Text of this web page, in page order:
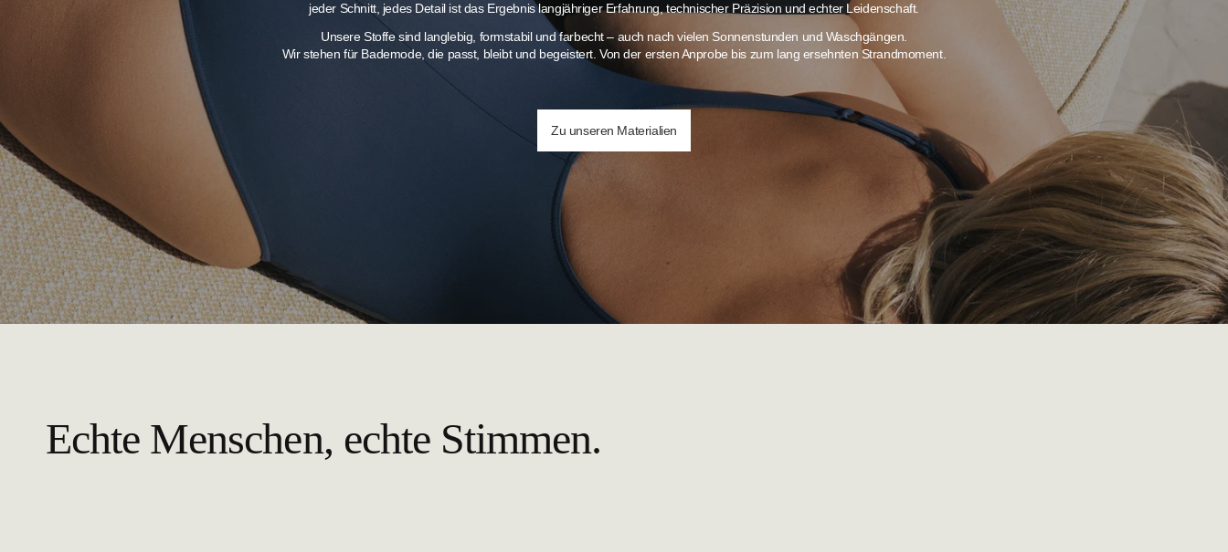
jeder Schnitt, jedes Detail ist das Ergebnis langjähriger Erfahrung, technischer Präzision und echter Leidenschaft.
Unsere Stoffe sind langlebig, formstabil und farbecht – auch nach vielen Sonnenstunden und Waschgängen.
Wir stehen für Bademode, die passt, bleibt und begeistert. Von der ersten Anprobe bis zum lang ersehnten Strandmoment.
Zu unseren Materialien
Echte Menschen, echte Stimmen.